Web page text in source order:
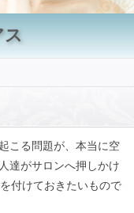
こる問題が、本当に空
達がサロンへ押しかけ
付けておきたいもので